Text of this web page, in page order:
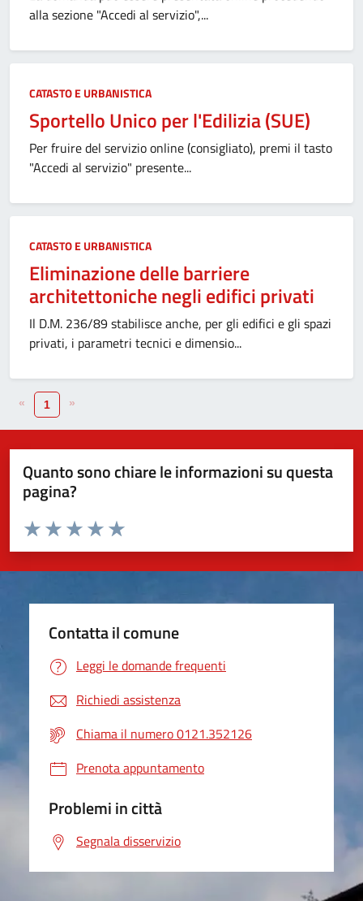
alla sezione "Accedi al servizio",...
CATASTO E URBANISTICA
Sportello Unico per l'Edilizia (SUE)
Per fruire del servizio online (consigliato), premi il tasto
"Accedi al servizio" presente...
CATASTO E URBANISTICA
Eliminazione delle barriere
architettoniche negli edifici privati
Il D.M. 236/89 stabilisce anche, per gli edifici e gli spazi
privati, i parametri tecnici e dimensio...
« 1 »
Quanto sono chiare le informazioni su questa
pagina?
Valuta da 1 a 5 stelle la pagina
Valuta 5 stelle su 5
Valuta 4 stelle su 5
Valuta 3 stelle su 5
Valuta 2 stelle su 5
Valuta 1 stelle su 5
Contatta il comune
Leggi le domande frequenti
Richiedi assistenza
Chiama il numero 0121.352126
Prenota appuntamento
Problemi in città
Segnala disservizio